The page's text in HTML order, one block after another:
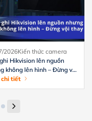
2026Kiến thức camera
Hikvision lên nguồn
không lên hình – Đừng vội
chi tiết